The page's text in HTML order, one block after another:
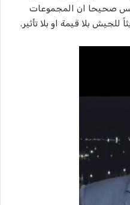
صحيحا ان المجموعات
للجيش بلا قيمة او بلا تأثير.